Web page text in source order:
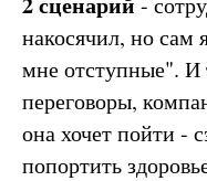
накосячил, но сам
мне отступные". И
переговоры,
она хочет пойти -
попортить